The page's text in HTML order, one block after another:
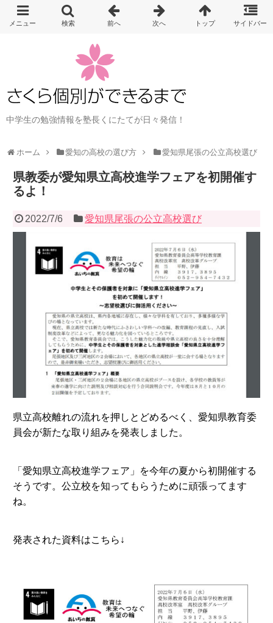
中学生の勉強情報を塾長くにたてが日々発信！
ホーム 愛知の高校の選び方 愛知県尾張の公立高校選び
県教委が愛知県立高校進学フェアを初開催す
るよ！
2022/7/6 愛知県尾張の公立高校選び
県立高校離れの流れを押しとどめるべく、愛知県教育委
員会が新たな取り組みを発表しました。
「愛知県立高校進学フェア」を今年の夏から初開催する
そうです。公立校を知ってもらうために頑張ってます
ね。
発表された資料はこちら↓